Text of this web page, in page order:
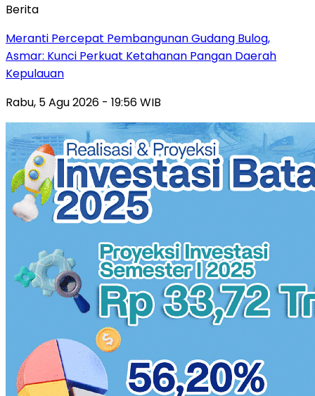
Berita
Meranti Percepat Pembangunan Gudang Bulog,
Asmar: Kunci Perkuat Ketahanan Pangan Daerah
Kepulauan
Rabu, 5 Agu 2026 - 19:56 WIB